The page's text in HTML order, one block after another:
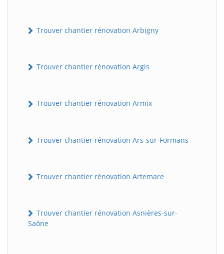
Trouver chantier rénovation Arbigny
Trouver chantier rénovation Argis
Trouver chantier rénovation Armix
Trouver chantier rénovation Ars-sur-Formans
Trouver chantier rénovation Artemare
Trouver chantier rénovation Asnières-sur-
Saône